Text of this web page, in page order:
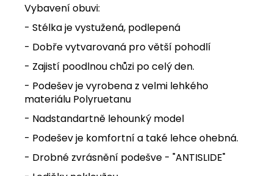
Vybavení obuvi:
- Stélka je vystužená, podlepená
- Dobře vytvarovaná pro větší pohodlí
- Zajistí poodlnou chůzi po celý den.
- Podešev je vyrobena z velmi lehkého
materiálu Polyruetanu
- Nadstandartně lehounký model
- Podešev je komfortní a také lehce ohebná.
- Drobné zvrásnění podešve - "ANTISLIDE"